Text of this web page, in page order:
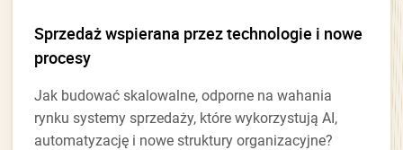
Sprzedaż wspierana przez technologie i nowe
procesy
Jak budować skalowalne, odporne na wahania
rynku systemy sprzedaży, które wykorzystują AI,
automatyzację i nowe struktury organizacyjne?